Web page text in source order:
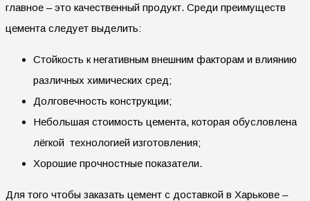
главное – это качественный продукт. Среди преимуществ
цемента следует выделить:
Стойкость к негативным внешним факторам и влиянию
различных химических сред;
Долговечность конструкции;
Небольшая стоимость цемента, которая обусловлена
лёгкой технологией изготовления;
Хорошие прочностные показатели.
Для того чтобы заказать цемент с доставкой в Харькове –